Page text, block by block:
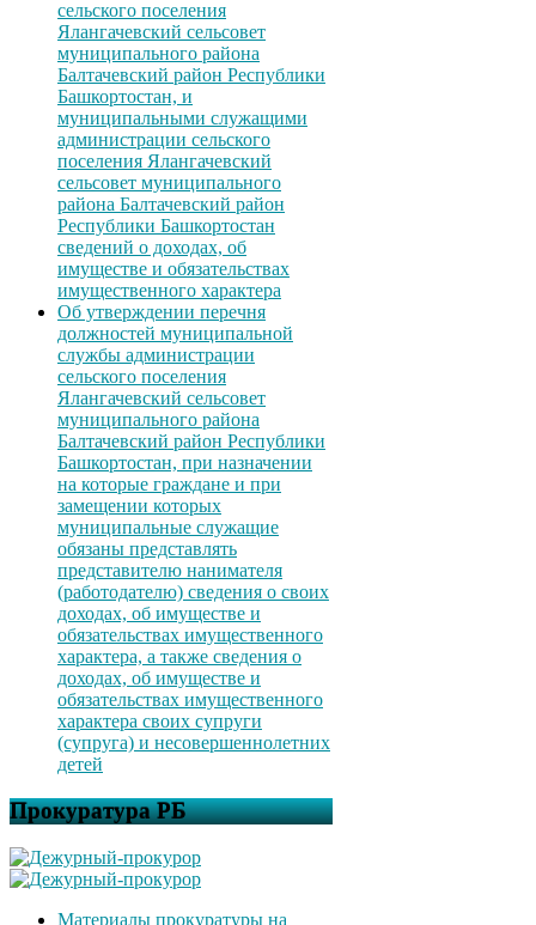
сельского поселения
Ялангачевский сельсовет
муниципального района
Балтачевский район Республики
Башкортостан, и
муниципальными служащими
администрации сельского
поселения Ялангачевский
сельсовет муниципального
района Балтачевский район
Республики Башкортостан
сведений о доходах, об
имуществе и обязательствах
имущественного характера
Об утверждении перечня
должностей муниципальной
службы администрации
сельского поселения
Ялангачевский сельсовет
муниципального района
Балтачевский район Республики
Башкортостан, при назначении
на которые граждане и при
замещении которых
муниципальные служащие
обязаны представлять
представителю нанимателя
(работодателю) сведения о своих
доходах, об имуществе и
обязательствах имущественного
характера, а также сведения о
доходах, об имуществе и
обязательствах имущественного
характера своих супруги
(супруга) и несовершеннолетних
детей
Прокуратура РБ
Материалы прокуратуры на